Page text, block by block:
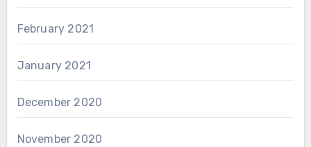
February 2021
January 2021
December 2020
November 2020